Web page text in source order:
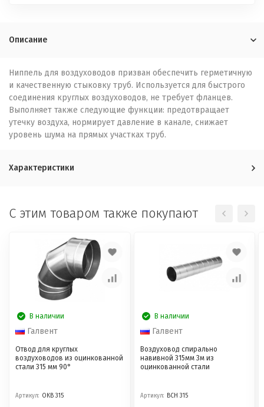
Описание
Ниппель для воздуховодов призван обеспечить герметичную
и качественную стыковку труб. Используется для быстрого
соединения круглых воздуховодов, не требует фланцев.
Выполняет также следующие функции: предотвращает
утечку воздуха, нормирует давление в канале, снижает
уровень шума на прямых участках труб.
Характеристики
C этим товаром также покупают
В наличии
Галвент
Отвод для круглых
воздуховодов из оцинкованной
стали 315 мм 90°
Артикул: ОКВ 315
В наличии
Галвент
Воздуховод спирально
навивной 315мм 3м из
оцинкованной стали
Артикул: ВСН 315